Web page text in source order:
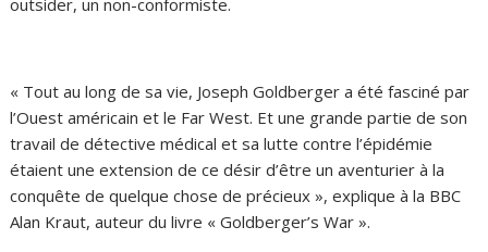
« Tout au long de sa vie, Joseph Goldberger a été fasciné par
l’Ouest américain et le Far West. Et une grande partie de son
travail de détective médical et sa lutte contre l’épidémie
étaient une extension de ce désir d’être un aventurier à la
conquête de quelque chose de précieux », explique à la BBC
Alan Kraut, auteur du livre « Goldberger’s War ».